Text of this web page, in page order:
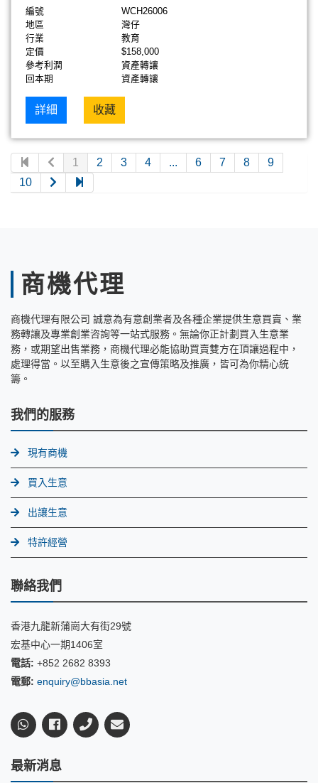
編號
WCH26006
地區
灣仔
行業
教育
定價
$158,000
參考利潤
資產轉讓
回本期
資產轉讓
詳細 收藏
1 2 3 4 ... 6 7 8
9
10
商機代理
商機代理有限公司 誠意為有意創業者及各種企業提供生意買賣、業
務轉讓及專業創業咨詢等一站式服務。無論你正計劃買入生意業
務，或期望出售業務，商機代理必能協助買賣雙方在頂讓過程中，
處理得當。以至購入生意後之宣傳策略及推廣，皆可為你精心統
籌。
我們的服務
現有商機
買入生意
出讓生意
特許經營
聯絡我們
香港九龍新蒲崗大有街29號
宏基中心一期1406室
電話: +852 2682 8393
電郵: enquiry@bbasia.net
最新消息